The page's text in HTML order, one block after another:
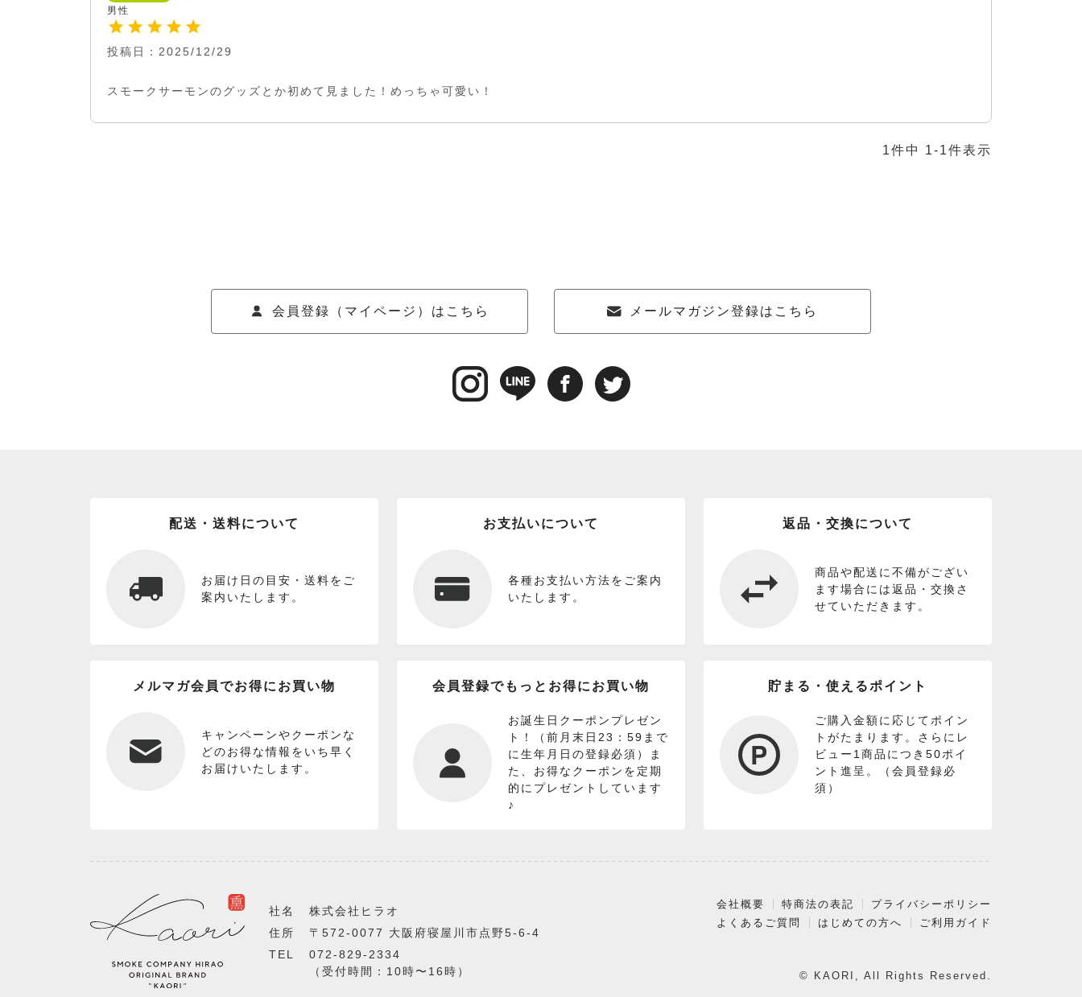
男性
投稿日 2025/12/29
スモークサーモンのグッズとか初めて見ました！めっちゃ可愛い！
1件中 1-1件表示
会員登録（マイページ）はこちら メールマガジン登録はこちら
配送・送料について
お届け日の目安・送料をご
案内いたします。
お支払いについて
各種お支払い方法をご案内
いたします。
返品・交換について
商品や配送に不備がござい
ます場合には返品・交換さ
せていただきます。
メルマガ会員でお得にお買い物
キャンペーンやクーポンな
どのお得な情報をいち早く
お届けいたします。
会員登録でもっとお得にお買い物
お誕生日クーポンプレゼン
ト！（前月末日23：59まで
に生年月日の登録必須）ま
た、お得なクーポンを定期
的にプレゼントしています
♪
貯まる・使えるポイント
ご購入金額に応じてポイン
トがたまります。さらにレ
ビュー1商品につき50ポイ
ント進呈。（会員登録必
須）
社名
株式会社ヒラオ
住所
〒572-0077 大阪府寝屋川市点野5-6-4
TEL
072-829-2334
（受付時間：10時〜16時）
会社概要 特商法の表記
プライバシーポリシー
よくあるご質問
はじめての方へ ご利用ガイド
© KAORI, All Rights Reserved.